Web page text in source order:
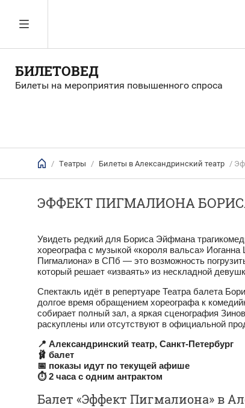
БИЛЕТОВЕД
Билеты на мероприятия повышенного спроса
/ Театры / Билеты в Александринский театр /
ЭФФЕКТ ПИГМАЛИОНА
Увидеть редкий для Бориса Эйфмана
хореографа с музыкой «короля вальса»
Пигмалиона» в СПб — это возможность
который решает «изваять» из нескладной
Спектакль идёт в репертуаре Театра балета
долгое время обращением хореографа к
собирает полный зал, а яркая сценография
раскуплены или отсутствуют в официальной
📍 Александринский театр, Санкт‑Петербург
🩰 балет
📅 показы идут по текущей афише
⏱ 2 часа с одним антрактом
Балет «Эффект Пигмалиона» в